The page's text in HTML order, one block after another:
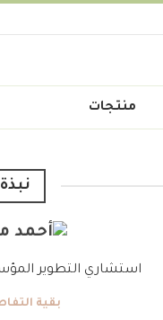
منتجات
نبذة
استشاري التطوير
بقية